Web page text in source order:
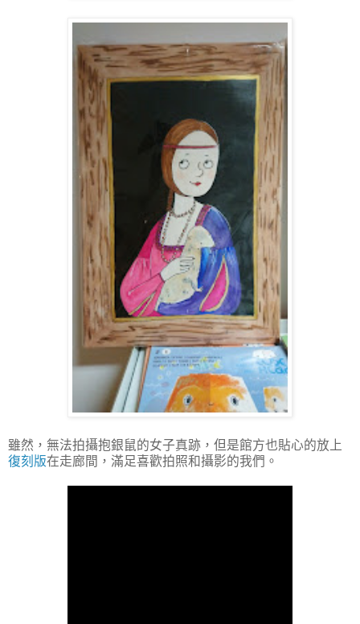
雖然，無法拍攝抱銀鼠的女子真跡，但是館方也貼心的放上
復刻版在走廊間，滿足喜歡拍照和攝影的我們。